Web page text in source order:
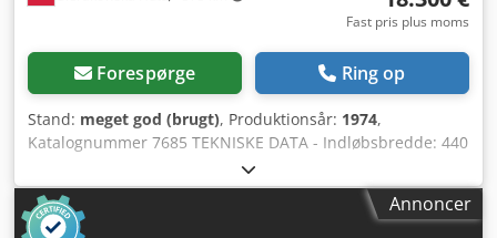
Fast pris plus moms
Forespørge Ring op
Stand: meget god (brugt), Produktionsår: 1974,
Katalognummer 7685 TEKNISKE DATA - Indløbsbredde: 440
mm - Indløbshøjde: 300 mm - Valsebredde: 480 mm -
Valsediameter: 440 mm - Antal knive: 2 stk - Soldimension:
50x50 mm - Tandet fremføringsvalse oppe og nede -Annoncer